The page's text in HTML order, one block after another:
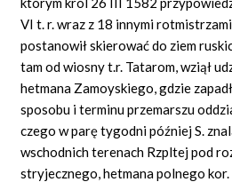
VI t. r. wraz z 18 innymi
postanowił skierować do ziem
tam od wiosny t.r. Tatarom, wziął
hetmana Zamoyskiego, gdzie
sposobu i terminu przemarszu
czego w parę tygodni później S.
wschodnich terenach Rzpltej pod
stryjecznego, hetmana polnego